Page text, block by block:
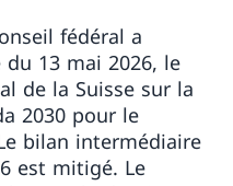
fédéral a
13 mai 2026, le
de la Suisse sur la
2030 pour le
bilan intermédiaire
est mitigé. Le